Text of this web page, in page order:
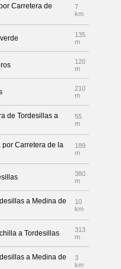
Carretera de
7
km
135
m
120
m
210
m
de Tordesillas a
55
m
Carretera de la
189
m
380
m
a Medina de
10
km
a Tordesillas
313
m
a Medina de
3
km